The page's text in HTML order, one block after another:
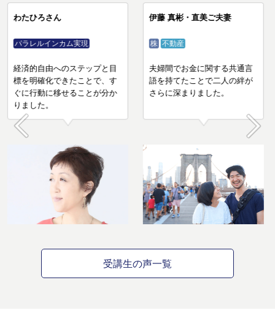
わたひろさん
パラレルインカム実現
経済的自由へのステップと目
標を明確化できたことで、す
ぐに行動に移せることが分か
りました。
伊藤 真彬・直美ご夫妻
株 不動産
夫婦間でお金に関する共通言
語を持てたことで二人の絆が
さらに深まりました。
Prev Next
受講生の声一覧